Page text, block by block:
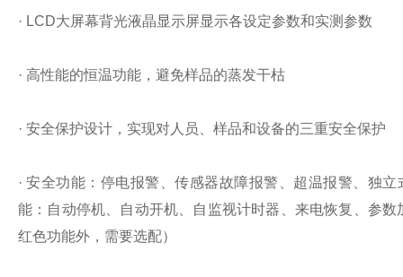
· LCD大屏幕背光液晶显示屏显示各设定参数和实测参数
· 高性能的恒温功能，避免样品的蒸发干枯
· 安全保护设计，实现对人员、样品和设备的三重安全保护
·安全功能：停电报警、传感器故障报警、超温报警、独
能：自动停机、自动开机、自监视计时器、来电恢复、参
红色功能外，需要选配）